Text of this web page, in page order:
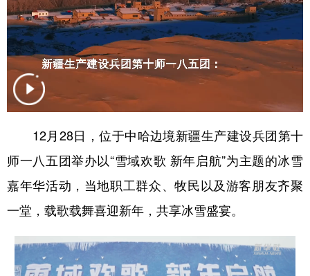
地方频道
北京 天津 河北 山西
辽宁
广东 广西 海南 重庆
四川 贵州 云南
陕西 甘肃 青海 宁夏
新疆 内蒙古 黑龙江
12月28日，位于中哈边境新疆生产建设兵团第十
师一八五团举办以“雪域欢歌 新年启航”为主题的冰雪
嘉年华活动，当地职工群众、牧民以及游客朋友齐聚
一堂，载歌载舞喜迎新年，共享冰雪盛宴。